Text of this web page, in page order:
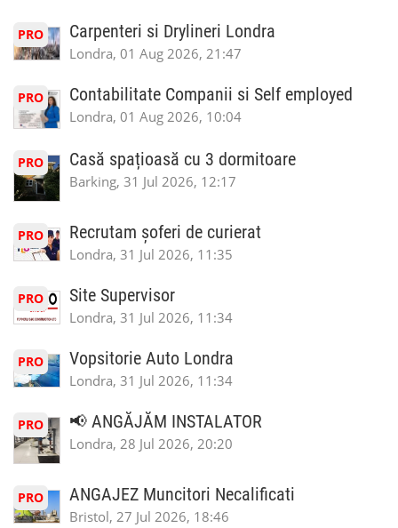
PRO Carpenteri si Drylineri Londra
Londra, 01 Aug 2026, 21:47
PRO Contabilitate Companii si Self employed
Londra, 01 Aug 2026, 10:04
PRO Casă spațioasă cu 3 dormitoare
Barking, 31 Jul 2026, 12:17
PRO Recrutam șoferi de curierat
Londra, 31 Jul 2026, 11:35
PRO Site Supervisor
Londra, 31 Jul 2026, 11:34
PRO Vopsitorie Auto Londra
Londra, 31 Jul 2026, 11:34
PRO 📢 ANGĂJĂM INSTALATOR
Londra, 28 Jul 2026, 20:20
PRO ANGAJEZ Muncitori Necalificati
Bristol, 27 Jul 2026, 18:46